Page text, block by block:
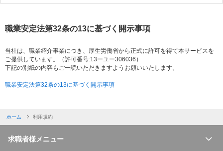
職業安定法第32条の13に基づく開示事項
当社は、職業紹介事業につき、厚生労働省から正式に許可を得て本サービスを
ご提供しています。（許可番号:13ーユー306036）
下記の別紙の内容もご一読いただきますようお願いいたします。
職業安定法第32条の13に基づく開示事項
ホーム 利用規約
求職者様メニュー